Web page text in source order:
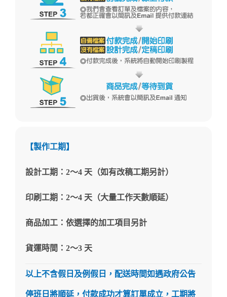
【製作工期】
設計工期：2～4 天（如有改稿工期另計）
印刷工期：2～4 天（大量工作天數順延）
商品加工：依選擇的加工項目另計
貨運時間：2～3 天
以上不含假日及例假日，配送時間如遇政府公告
停班日將順延，付款成功才算訂單成立，工期將